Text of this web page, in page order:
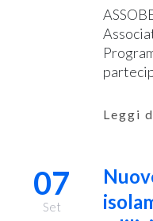
Leggi
07
Set